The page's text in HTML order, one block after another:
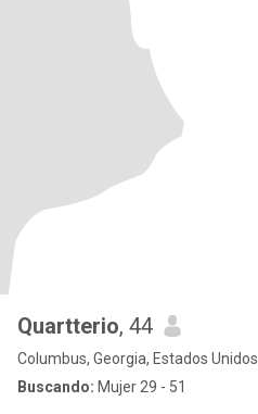
Quartterio, 44
Columbus, Georgia, Estados Unidos
Buscando: Mujer 29 - 51